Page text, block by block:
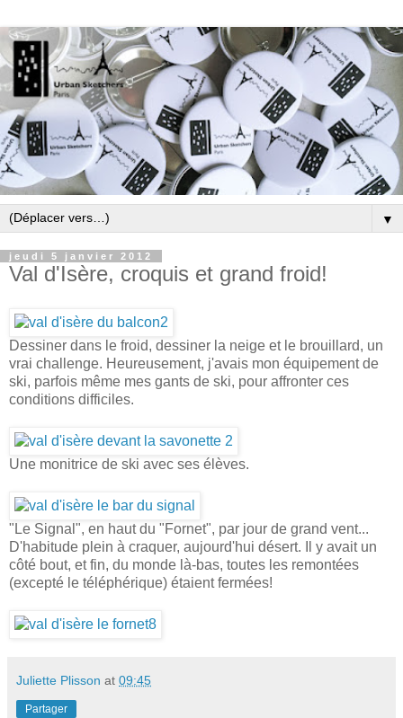
▼
jeudi 5 janvier 2012
Val d'Isère, croquis et grand froid!
Dessiner dans le froid, dessiner la neige et le brouillard, un
vrai challenge. Heureusement, j'avais mon équipement de
ski, parfois même mes gants de ski, pour affronter ces
conditions difficiles.
Une monitrice de ski avec ses élèves.
"Le Signal", en haut du "Fornet", par jour de grand vent...
D'habitude plein à craquer, aujourd'hui désert. Il y avait un
côté bout, et fin, du monde là-bas, toutes les remontées
(excepté le téléphérique) étaient fermées!
Juliette Plisson at 09:45
Partager